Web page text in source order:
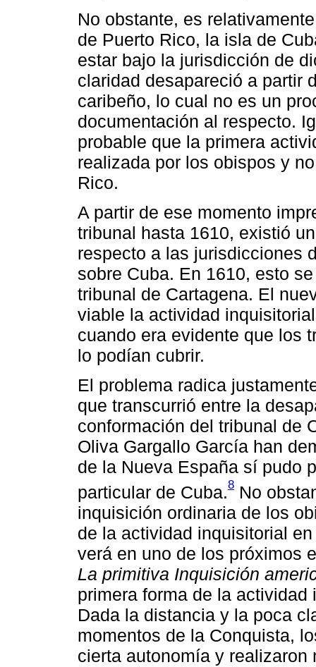
No obstante, es
de Puerto Rico, la isla de
estar bajo la jurisdicción de
claridad desapareció a partir
caribeño, lo cual no es un
documentación al respecto.
probable que la primera
realizada por los obispos y
Rico.
A partir de ese momento
tribunal hasta 1610, existió
respecto a las jurisdicciones
sobre Cuba. En 1610, esto
tribunal de Cartagena. El
viable la actividad
cuando era evidente que los
lo podían cubrir.
El problema radica
que transcurrió entre la
conformación del tribunal de
Oliva Gargallo García han
de la Nueva España sí pudo
particular de Cuba.8 No
inquisición ordinaria de los
de la actividad inquisitorial
verá en uno de los próximos
La primitiva Inquisición
primera forma de la
Dada la distancia y la poca
momentos de la Conquista,
cierta autonomía y